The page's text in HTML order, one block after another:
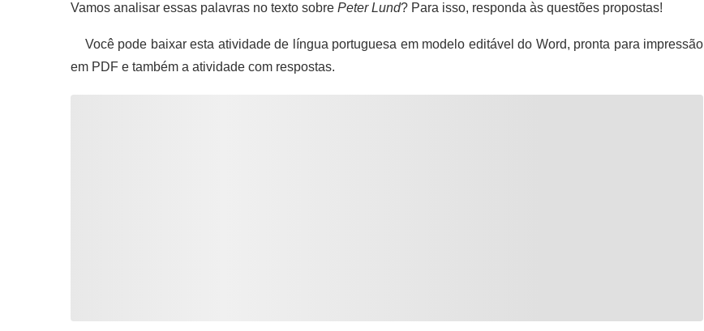
Vamos analisar essas palavras no texto sobre Peter Lund? Para isso, responda às questões propostas!
Você pode baixar esta atividade de língua portuguesa em modelo editável do Word, pronta para impressão
em PDF e também a atividade com respostas.